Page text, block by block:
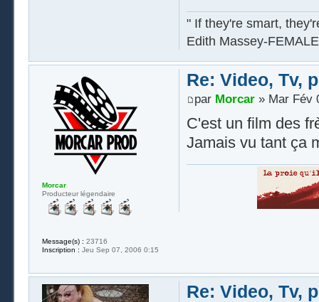
" If they're smart,
Edith Massey-
Re: Video, Tv,
par Morcar» Mar Fév
C'est un film des
Jamais vu tant ça
Morcar
Producteur légendaire
Message(s) : 23716
Inscription : Jeu Sep 07, 2006 0:15
Re: Video, Tv,